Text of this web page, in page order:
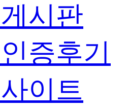
시판
증후기
이트